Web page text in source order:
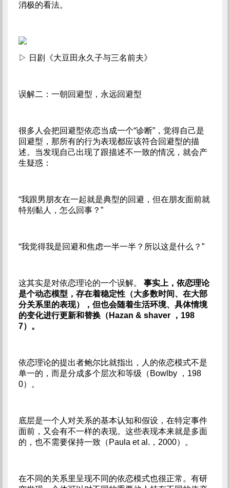
消极的看法。
▷ 日剧《大豆田永久子与三名前夫》
误解二：一朝回避型，永远回避型
很多人会把回避型依恋当成一个“诊断”，觉得自己是
回避型，那所有的行为表现都应该符合回避型的描
述。当发现自己出现了跟描述不一致的情况，就会产
生疑惑：
“我跟男朋友在一起就是典型的回避，但在朋友面前就
特别黏人，怎么回事？”
“我觉得我是回避和焦虑一半一半？所以这是什么？”
这其实是对依恋理论的一个误解。 事实上，依恋理论
是个动态模型，存在着稳定性（大多数时间、在大部
分关系里的表现），但也会随着生活环境、具体情境
的变化进行更新和替换（Hazan & shaver ，198
7）。
依恋理论的提出者鲍尔比就指出，人的依恋模式不是
单一的，而是分成多个层次和等级（Bowlby ，198
0）。
底层是一个人对关系的基本认知和假设，在特定事件
面前，又会有不一样的表现。这些表现本来就是多面
的，也不需要保持一致（Paula et al.，2000）。
在不同的关系里呈现不同的依恋模式也很正常。有研